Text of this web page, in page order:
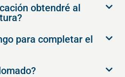
obtendré al
para completar el